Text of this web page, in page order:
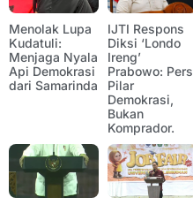
Menolak Lupa
Kudatuli:
Menjaga Nyala
Api Demokrasi
dari Samarinda
IJTI Respons
Diksi ‘Londo
Ireng’
Prabowo: Pers
Pilar
Demokrasi,
Bukan
Komprador.